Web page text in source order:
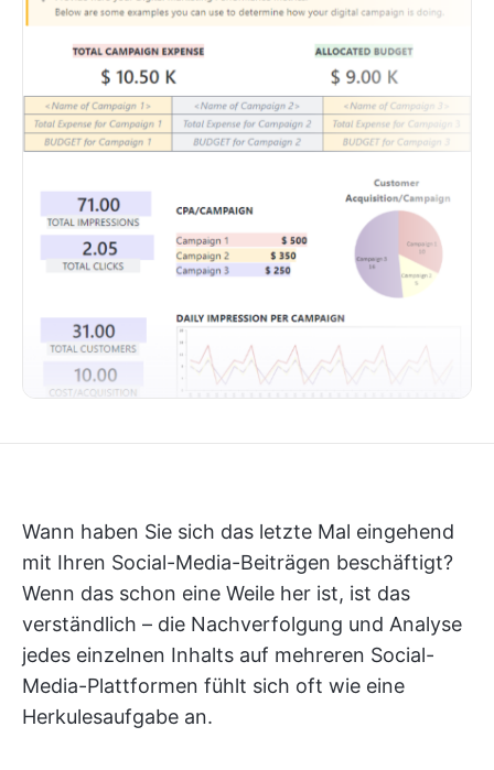
Wann haben Sie sich das letzte Mal eingehend
mit Ihren Social-Media-Beiträgen beschäftigt?
Wenn das schon eine Weile her ist, ist das
verständlich – die Nachverfolgung und Analyse
jedes einzelnen Inhalts auf mehreren Social-
Media-Plattformen fühlt sich oft wie eine
Herkulesaufgabe an.